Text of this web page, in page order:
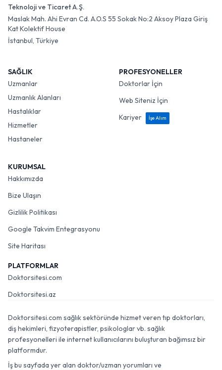
Teknoloji ve Ticaret A.Ş.
Maslak Mah. Ahi Evran Cd. A.O.S 55 Sokak No:2 Aksoy Plaza Giriş
Kat Kolektif House
İstanbul, Türkiye
SAĞLIK
Uzmanlar
Uzmanlık Alanları
Hastalıklar
Hizmetler
Hastaneler
PROFESYONELLER
Doktorlar İçin
Web Siteniz İçin
Kariyer
İşe Alım
KURUMSAL
Hakkımızda
Bize Ulaşın
Gizlilik Politikası
Google Takvim Entegrasyonu
Site Haritası
PLATFORMLAR
Doktorsitesi.com
Doktorsitesi.az
Doktorsitesi.com sağlık sektöründe hizmet veren tıp doktorları,
diş hekimleri, fizyoterapistler, psikologlar vb. sağlık
profesyonelleri ile internet kullanıcılarını buluşturan bağımsız bir
platformdur.
İş bu sayfada yer alan doktor/uzman yorumları ve